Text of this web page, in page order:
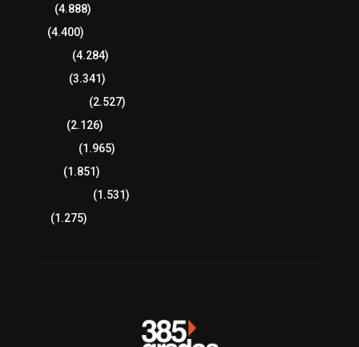
(4.888)
(4.400)
(4.284)
(3.341)
(2.527)
(2.126)
(1.965)
(1.851)
(1.531)
(1.275)